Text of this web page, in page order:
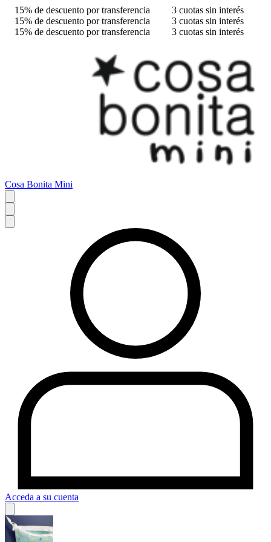
15% de descuento por transferencia
3 cuotas sin interés
15% de descuento por transferencia
3 cuotas sin interés
15% de descuento por transferencia
3 cuotas sin interés
Cosa Bonita Mini
Acceda a su cuenta